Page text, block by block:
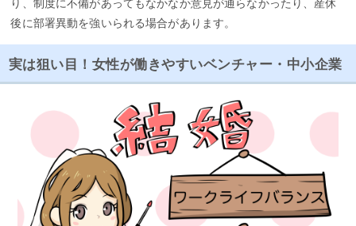
り、制度に不備があってもなかなか意見が通らなかったり、産休
後に部署異動を強いられる場合があります。
実は狙い目！女性が働きやすいベンチャー・中小企業